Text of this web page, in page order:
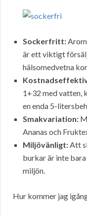
Sockerfritt:
är ett viktigt
hälsomedvetna
1+32 med vatten,
en enda 5-
Smakvariation:
Ananas och
Miljövänligt:Att
burkar är inte
miljön.
Hur kommer jag